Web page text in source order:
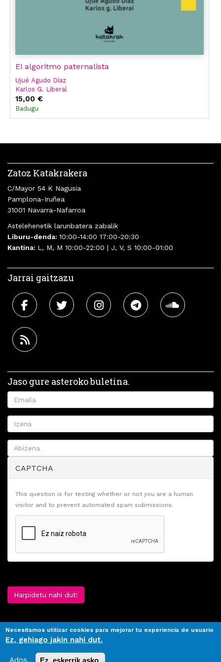
El algoritmo paternalista
Ujué Agudo Díaz
Karlos G. Liberal
15,00 €
Badugu
Zatoz Katakrakera
C/Mayor 54 K Nagusia
Pamplona-Iruñea
31001 Navarra-Nafarroa
Astelehenetik larunbatera zabalik
Liburu-denda: 10:00-14:00 17:00-20:30
Kantina: L, M, M 10:00-22:00 | J, V, S 10:00-01:00
Jarrai gaitzazu
Jaso gure asteroko buletina.
CAPTCHA
This question is for testing whether or not you are a human
visitor and to prevent automated spam submissions.
Harpidetu nahi dut!
Necesitamos utilizar cookies para mejorar tu experiencia de usuario
Ez, gehiago jakin nahi dut.
Ados. Ez, eskerrik asko.